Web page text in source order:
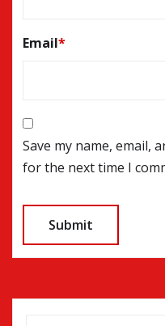
Email*
Save my name, email,
for the next time I